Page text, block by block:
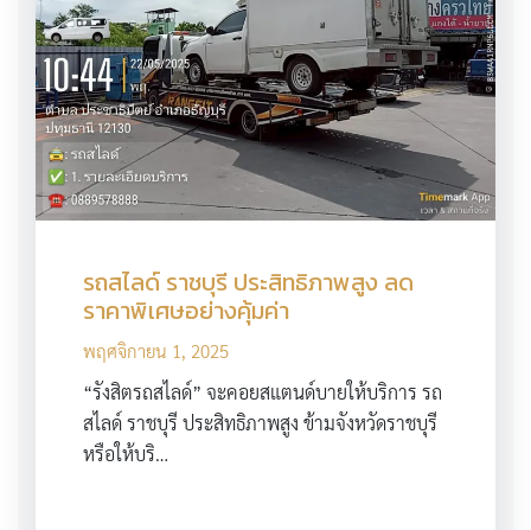
รถสไลด์ ราชบุรี ประสิทธิภาพสูง ลด
ราคาพิเศษอย่างคุ้มค่า
พฤศจิกายน 1, 2025
“รังสิตรถสไลด์” จะคอยสแตนด์บายให้บริการ รถ
สไลด์ ราชบุรี ประสิทธิภาพสูง ข้ามจังหวัดราชบุรี
หรือให้บริ…